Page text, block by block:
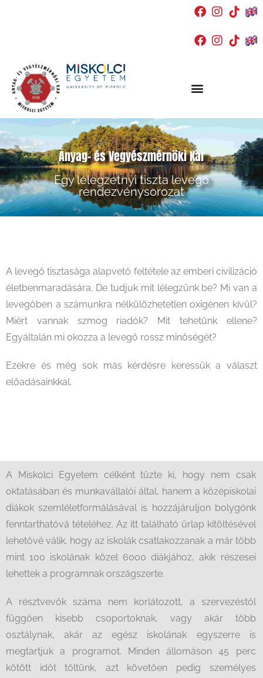
Anyag- és Vegyészmérnöki Kar
Egy lélegzetnyi tiszta levegő
rendezvénysorozat
A levegő tisztasága alapvető feltétele az emberi civilizáció
életbenmaradására. De tudjuk mit lélegzünk be? Mi van a
levegőben a számunkra nélkülözhetetlen oxigénen kívül?
Miért vannak szmog riadók? Mit tehetünk ellene?
Egyáltalán mi okozza a levegő rossz minőségét?
Ezekre és még sok más kérdésre keressük a választ
előadásainkkal.
A Miskolci Egyetem célként tűzte ki, hogy nem csak
oktatásában és munkavállalói által, hanem a középiskolai
diákok szemléletformálásával is hozzájáruljon bolygónk
fenntarthatóvá tételéhez. Az itt található űrlap kitöltésével
lehetővé válik, hogy az iskolák csatlakozzanak a már több
mint 100 iskolának közel 6000 diákjához, akik részesei
lehettek a programnak országszerte.
A résztvevők száma nem korlátozott, a szervezéstől
függően kisebb csoportoknak, vagy akár több
osztálynak, akár az egész iskolának egyszerre is
megtartjuk a programot. Minden állomáson 45 perc
kötött időt töltünk, azt követően pedig személyes